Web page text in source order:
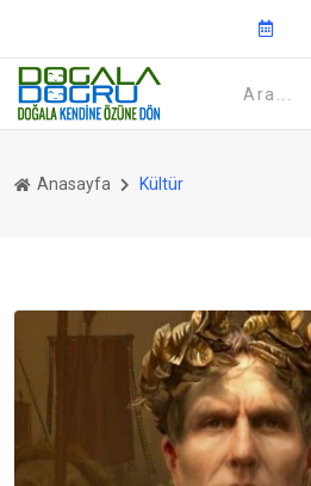
Anasayfa Kültür